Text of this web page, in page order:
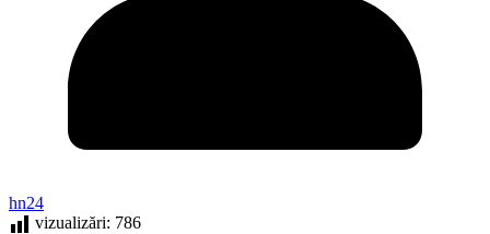
hn24
vizualizări: 786